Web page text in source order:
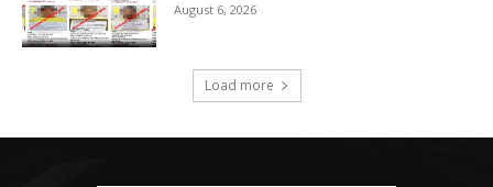
August 6, 2026
Load more